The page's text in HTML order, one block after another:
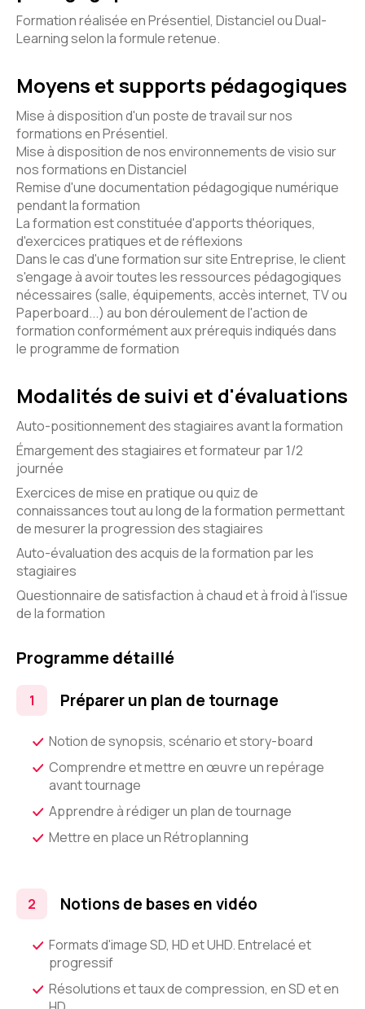
Formation réalisée en Présentiel, Distanciel ou Dual-
Learning selon la formule retenue.
Moyens et supports pédagogiques
Mise à disposition d'un poste de travail sur nos
formations en Présentiel.
Mise à disposition de nos environnements de visio sur
nos formations en Distanciel
Remise d'une documentation pédagogique numérique
pendant la formation
La formation est constituée d'apports théoriques,
d'exercices pratiques et de réflexions
Dans le cas d'une formation sur site Entreprise, le client
s'engage à avoir toutes les ressources pédagogiques
nécessaires (salle, équipements, accès internet, TV ou
Paperboard...) au bon déroulement de l'action de
formation conformément aux prérequis indiqués dans
le programme de formation
Modalités de suivi et d'évaluations
Auto-positionnement des stagiaires avant la formation
Émargement des stagiaires et formateur par 1/2
journée
Exercices de mise en pratique ou quiz de
connaissances tout au long de la formation permettant
de mesurer la progression des stagiaires
Auto-évaluation des acquis de la formation par les
stagiaires
Questionnaire de satisfaction à chaud et à froid à l'issue
de la formation
Programme détaillé
Préparer un plan de tournage
Notion de synopsis, scénario et story-board
Comprendre et mettre en œuvre un repérage
avant tournage
Apprendre à rédiger un plan de tournage
Mettre en place un Rétroplanning
Notions de bases en vidéo
Formats d'image SD, HD et UHD. Entrelacé et
progressif
Résolutions et taux de compression, en SD et en